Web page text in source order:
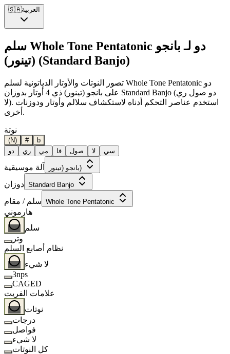
🇸🇦العربية
سلم Whole Tone Pentatonic دو لـ بانجو
(تينور) (Standard Banjo)
تصور النوتات والأوتار الدياتونية لسلم Whole Tone Pentatonic دو
على بانجو (تينور) ذي 4 أوتار بدوزان Standard Banjo (دو صول ري
لا). استخدم عناصر التحكم أدناه لاستكشاف سلالم وأوتار ودوزنات
أخرى.
نوتة
(N) #
b
دو
ري مي فا صول لا سي
آلة موسيقية بانجو (تينور)
دوزان Standard Banjo
سلم / مقام Whole Tone Pentatonic
هارموني
سلم
وتر
نظام أصابع السلم
لا شيء
3nps
CAGED
علامات الفريت
نوتات
درجات
فواصل
لا شيء
كل النوتات